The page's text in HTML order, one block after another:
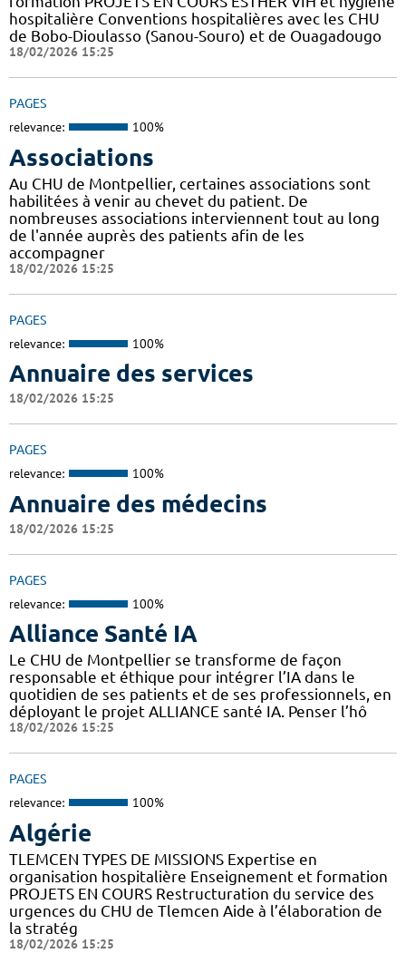
hospitalière Conventions hospitalières avec les CHU
de Bobo-Dioulasso (Sanou-Souro) et de Ouagadougo
18/02/2026 15:25
PAGES
relevance: 100%
Associations
Au CHU de Montpellier, certaines associations sont
habilitées à venir au chevet du patient. De
nombreuses associations interviennent tout au long
de l'année auprès des patients afin de les
accompagner
18/02/2026 15:25
PAGES
relevance: 100%
Annuaire des services
18/02/2026 15:25
PAGES
relevance: 100%
Annuaire des médecins
18/02/2026 15:25
PAGES
relevance: 100%
Alliance Santé IA
Le CHU de Montpellier se transforme de façon
responsable et éthique pour intégrer l’IA dans le
quotidien de ses patients et de ses professionnels, en
déployant le projet ALLIANCE santé IA. Penser l’hô
18/02/2026 15:25
PAGES
relevance: 100%
Algérie
TLEMCEN TYPES DE MISSIONS Expertise en
organisation hospitalière Enseignement et formation
PROJETS EN COURS Restructuration du service des
urgences du CHU de Tlemcen Aide à l’élaboration de
la stratég
18/02/2026 15:25